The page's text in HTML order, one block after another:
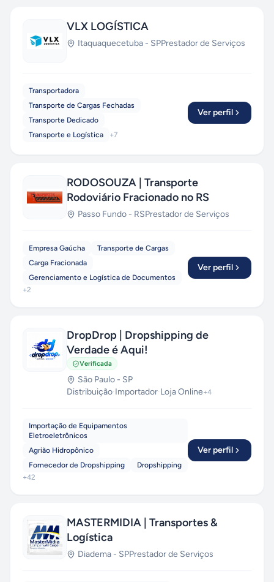
VLX LOGÍSTICA
Itaquaquecetuba - SPPrestador de Serviços
Transportadora
Transporte de Cargas Fechadas
Transporte Dedicado
Transporte e Logística
+7
Ver perfil
RODOSOUZA | Transporte
Rodoviário Fracionado no RS
Passo Fundo - RSPrestador de Serviços
Empresa Gaúcha
Transporte de Cargas
Carga Fracionada
Gerenciamento e Logística de Documentos
+2
Ver perfil
DropDrop | Dropshipping de
Verdade é Aqui!
Verificada
São Paulo - SP
Distribuição·Importador·Loja Online+4
Importação de Equipamentos
Eletroeletrônicos
Agrião Hidropônico
Fornecedor de Dropshipping
Dropshipping
+42
Ver perfil
MASTERMIDIA | Transportes &
Logística
Diadema - SPPrestador de Serviços